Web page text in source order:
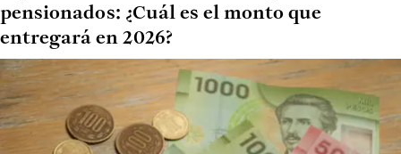
pensionados: ¿Cuál es el monto que
entregará en 2026?